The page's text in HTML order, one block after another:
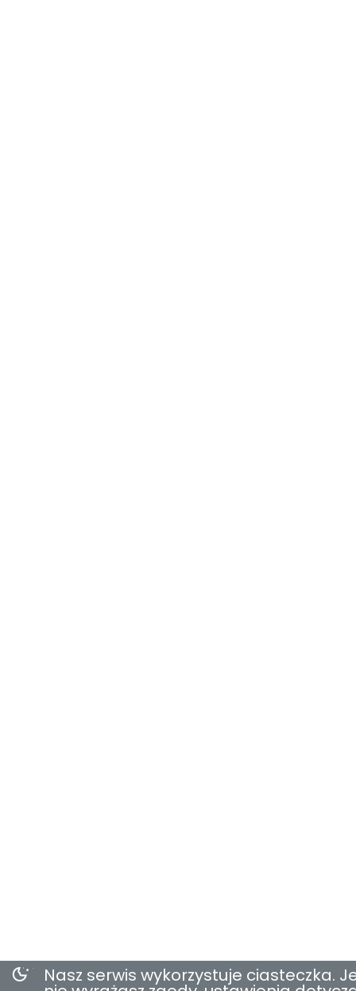
Nasz serwis wykorzystuje ciasteczka.